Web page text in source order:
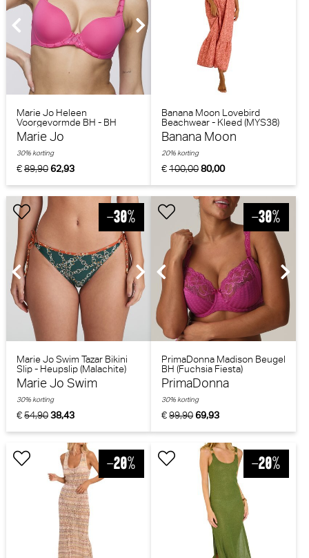
Marie Jo Heleen
Voorgevormde BH - BH
Hartvorm (Hollywood Pink)
Marie Jo
€89,9062,93
30% korting
Banana Moon Lovebird
Beachwear - Kleed (MYS38)
Banana Moon
€100,0080,00
20% korting
Marie Jo Swim Tazar Bikini
Slip - Heupslip (Malachite)
Marie Jo Swim
€54,9038,43
30% korting
PrimaDonna Madison Beugel
BH (Fuchsia Fiesta)
PrimaDonna
€99,9069,93
30% korting